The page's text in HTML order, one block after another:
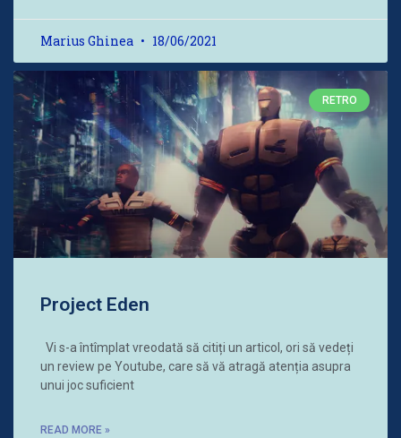
Marius Ghinea 18/06/2021
RETRO
Project Eden
Vi s-a întîmplat vreodată să citiți un articol, ori să vedeți
un review pe Youtube, care să vă atragă atenția asupra
unui joc suficient
READ MORE »